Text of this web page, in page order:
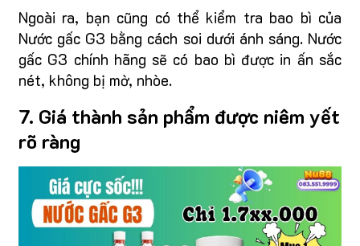
Ngoài ra, bạn cũng có thể kiểm tra bao bì của
Nước gấc G3 bằng cách soi dưới ánh sáng. Nước
gấc G3 chính hãng sẽ có bao bì được in ấn sắc
nét, không bị mờ, nhòe.
7. Giá thành sản phẩm được niêm yết
rõ ràng